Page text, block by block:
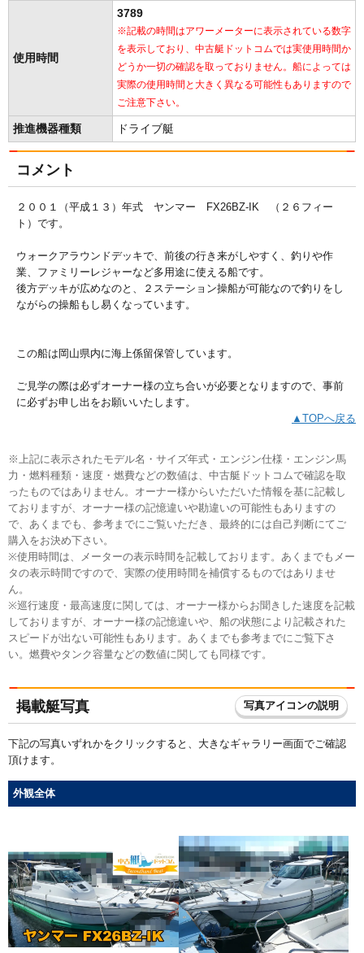
使用時間
3789
※記載の時間はアワーメーターに表示されている数字
を表示しており、中古艇ドットコムでは実使用時間か
どうか一切の確認を取っておりません。船によっては
実際の使用時間と大きく異なる可能性もありますので
ご注意下さい。
推進機器種類 ドライブ艇
コメント
２００１（平成１３）年式 ヤンマー FX26BZ-IK （２６フィー
ト）です。
ウォークアラウンドデッキで、前後の行き来がしやすく、釣りや作
業、ファミリーレジャーなど多用途に使える船です。
後方デッキが広めなのと、２ステーション操船が可能なので釣りをし
ながらの操船もし易くなっています。
この船は岡山県内に海上係留保管しています。
ご見学の際は必ずオーナー様の立ち合いが必要となりますので、事前
に必ずお申し出をお願いいたします。
▲TOPへ戻る
※上記に表示されたモデル名・サイズ年式・エンジン仕様・エンジン馬
力・燃料種類・速度・燃費などの数値は、中古艇ドットコムで確認を取
ったものではありません。オーナー様からいただいた情報を基に記載し
ておりますが、オーナー様の記憶違いや勘違いの可能性もありますの
で、あくまでも、参考までにご覧いただき、最終的には自己判断にてご
購入をお決め下さい。
※使用時間は、メーターの表示時間を記載しております。あくまでもメー
タの表示時間ですので、実際の使用時間を補償するものではありませ
ん。
※巡行速度・最高速度に関しては、オーナー様からお聞きした速度を記載
しておりますが、オーナー様の記憶違いや、船の状態により記載された
スピードが出ない可能性もあります。あくまでも参考までにご覧下さ
い。燃費やタンク容量などの数値に関しても同様です。
掲載艇写真 写真アイコンの説明
下記の写真いずれかをクリックすると、大きなギャラリー画面でご確認
頂けます。
外観全体